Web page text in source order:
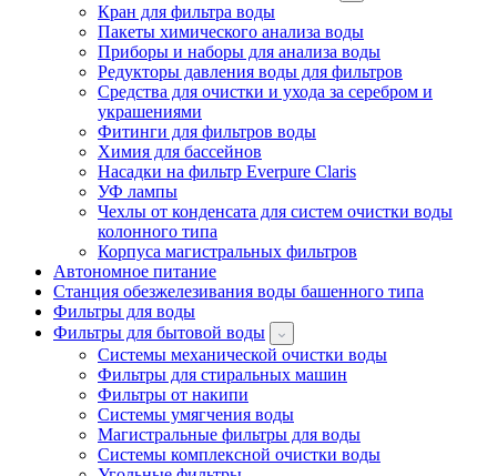
Кран для фильтра воды
Пакеты химического анализа воды
Приборы и наборы для анализа воды
Редукторы давления воды для фильтров
Средства для очистки и ухода за серебром и
украшениями
Фитинги для фильтров воды
Химия для бассейнов
Насадки на фильтр Everpure Claris
УФ лампы
Чехлы от конденсата для систем очистки воды
колонного типа
Корпуса магистральных фильтров
Автономное питание
Станция обезжелезивания воды башенного типа
Фильтры для воды
Фильтры для бытовой воды
Системы механической очистки воды
Фильтры для стиральных машин
Фильтры от накипи
Системы умягчения воды
Магистральные фильтры для воды
Системы комплексной очистки воды